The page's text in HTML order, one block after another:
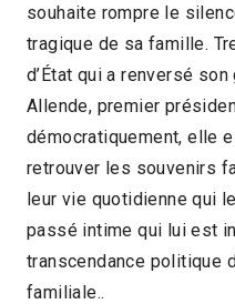
2016 > Focus:
2016 > Panorama
souhaite rompre le
tragique de sa famille.
d’État qui a renversé
Allende, premier
démocratiquement, elle
retrouver les souvenirs
leur vie quotidienne qui
passé intime qui lui est
transcendance politique
familiale..